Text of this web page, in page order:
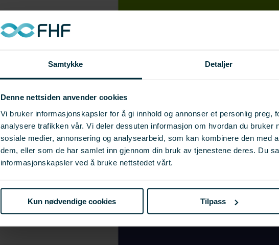
Samtykke Detaljer
Denne nettsiden anvender cookies
Vi bruker informasjonskapsler for å gi innhold og annonser et personlig preg,
analysere trafikken vår. Vi deler dessuten informasjon om hvordan du bruker
sosiale medier, annonsering og analysearbeid, som kan kombinere den med
dem, eller som de har samlet inn gjennom din bruk av tjenestene deres. Du
informasjonskapsler ved å bruke nettstedet vårt.
Kun nødvendige cookies Tilpass